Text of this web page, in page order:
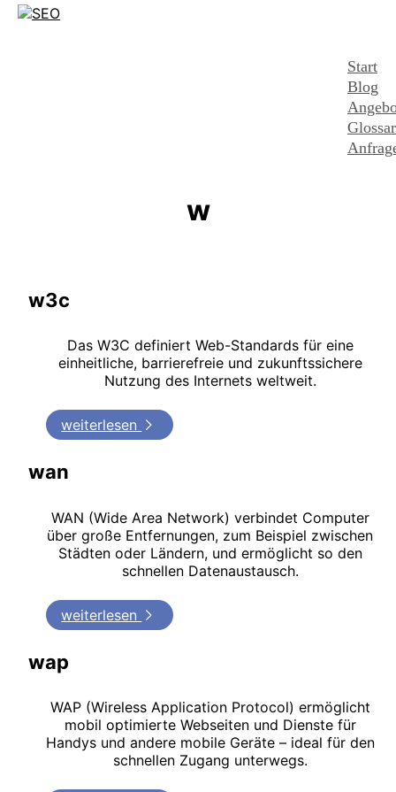
Start
Blog
Glossar
w
w3c
Das W3C definiert Web-Standards für eine
einheitliche, barrierefreie und zukunftssichere
Nutzung des Internets weltweit.
weiterlesen
wan
WAN (Wide Area Network) verbindet Computer
über große Entfernungen, zum Beispiel zwischen
Städten oder Ländern, und ermöglicht so den
schnellen Datenaustausch.
weiterlesen
wap
WAP (Wireless Application Protocol) ermöglicht
mobil optimierte Webseiten und Dienste für
Handys und andere mobile Geräte – ideal für den
schnellen Zugang unterwegs.